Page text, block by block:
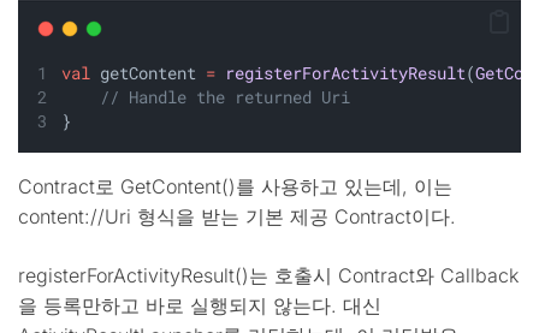
val getContent = registerForActivityResult(
// Handle the returned Uri
}
Contract로 GetContent()를 사용하고 있는데, 이는
content://Uri 형식을 받는 기본 제공 Contract이다.
registerForActivityResult()는 호출시 Contract와 Callback
을 등록만하고 바로 실행되지 않는다. 대신